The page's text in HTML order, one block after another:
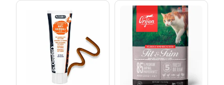
Rango
de
precios:
desde
hasta
S/335.00